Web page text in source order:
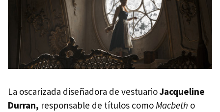
La oscarizada diseñadora de vestuarioJacqueline
Durran, responsable de títulos comoMacbeth o